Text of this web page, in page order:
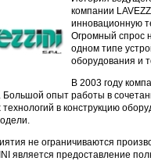
компании
инновационную
Огромный спрос
одном типе
оборудования и
В 2003 году
Большой опыт работы в
в конструкцию
не ограничиваются
является предоставление